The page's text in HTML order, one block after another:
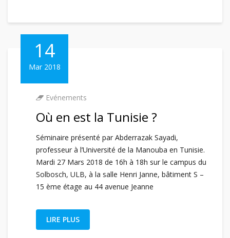
14
Mar 2018
Evénements
Où en est la Tunisie ?
Séminaire présenté par Abderrazak Sayadi,
professeur à l’Université de la Manouba en Tunisie.
Mardi 27 Mars 2018 de 16h à 18h sur le campus du
Solbosch, ULB, à la salle Henri Janne, bâtiment S –
15 ème étage au 44 avenue Jeanne
LIRE PLUS